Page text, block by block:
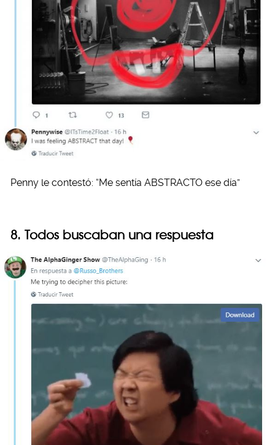
Penny le contestó: “Me sentía ABSTRACTO ese día”
8. Todos buscaban una respuesta